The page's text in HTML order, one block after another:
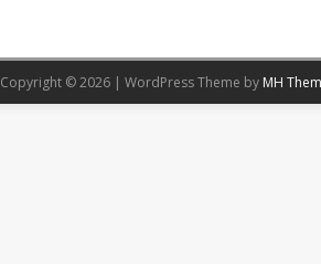
Copyright © 2026 | WordPress Theme by MH